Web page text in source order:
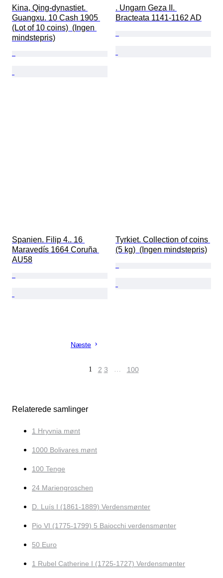
Kina, Qing-dynastiet.
Guangxu. 10 Cash 1905
(Lot of 10 coins)  (Ingen
mindstepris)
. Ungarn Geza II.
Bracteata 1141-1162 AD
Spanien. Filip 4.. 16
Maravedís 1664 Coruña
AU58
Tyrkiet. Collection of coins
(5 kg)  (Ingen mindstepris)
Næste
1 2 3 … 100
Relaterede samlinger
1 Hryvnia mønt
1000 Bolivares mønt
100 Tenge
24 Mariengroschen
D. Luís I (1861-1889) Verdensmønter
Pio VI (1775-1799) 5 Baiocchi verdensmønter
50 Euro
1 Rubel Catherine I (1725-1727) Verdensmønter